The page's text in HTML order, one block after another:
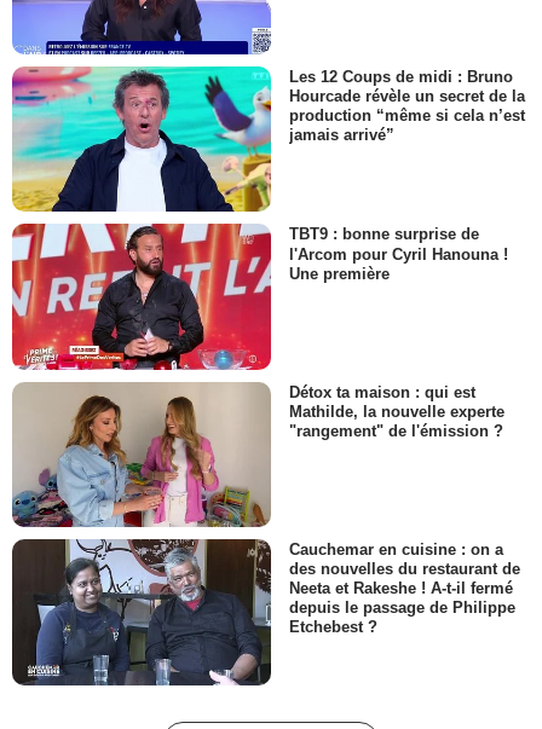
Les 12 Coups de midi : Bruno
Hourcade révèle un secret de la
production “même si cela n’est
jamais arrivé”
TBT9 : bonne surprise de
l'Arcom pour Cyril Hanouna !
Une première
Détox ta maison : qui est
Mathilde, la nouvelle experte
"rangement" de l'émission ?
Cauchemar en cuisine : on a
des nouvelles du restaurant de
Neeta et Rakeshe ! A-t-il fermé
depuis le passage de Philippe
Etchebest ?